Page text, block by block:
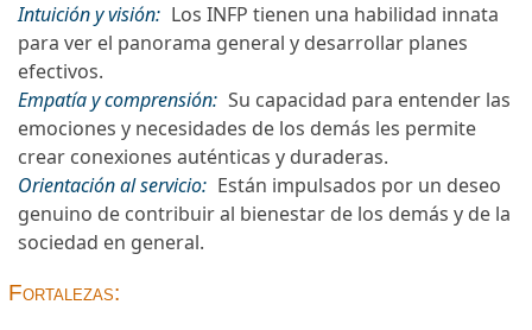
Intuición y visión: Los INFP tienen una habilidad innata
para ver el panorama general y desarrollar planes
efectivos.
Empatía y comprensión: Su capacidad para entender las
emociones y necesidades de los demás les permite
crear conexiones auténticas y duraderas.
Orientación al servicio: Están impulsados por un deseo
genuino de contribuir al bienestar de los demás y de la
sociedad en general.
Fortalezas: